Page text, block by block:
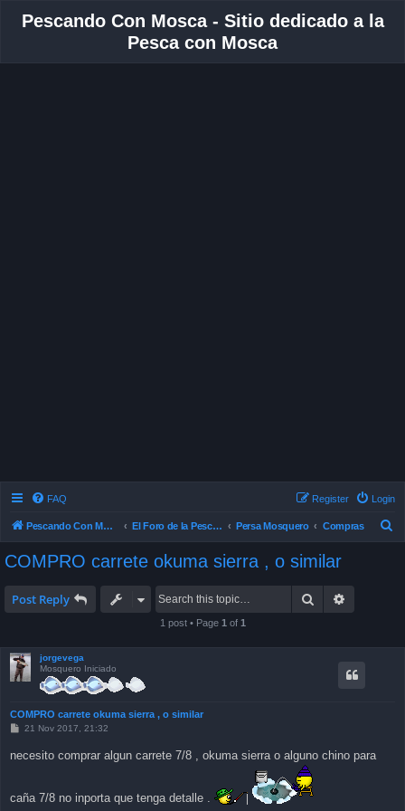
Pescando Con Mosca - Sitio dedicado a la
Pesca con Mosca
FAQ Login
Register
Pescando Con Mosca El Foro de la Pesca con Mosca en Chile Persa Mosquero Compras
COMPRO carrete okuma sierra , o similar
Post Reply Search
1 post • Page 1 of 1
jorgevega
Mosquero Iniciado
COMPRO carrete okuma sierra , o similar
P
t
21 Nov 2017, 21:32
necesito comprar algun carrete 7/8 , okuma sierra o alguno chino para
caña 7/8 no inporta que tenga detalle .